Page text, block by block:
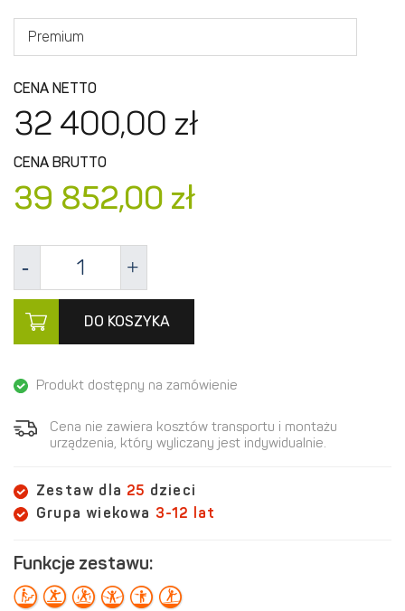
Premium
CENA NETTO
32 400,00 zł
CENA BRUTTO
39 852,00 zł
DO KOSZYKA
Produkt dostępny na zamówienie
Cena nie zawiera kosztów transportu i montażu
urządzenia, który wyliczany jest indywidualnie.
Zestaw dla 25 dzieci
Grupa wiekowa 3-12 lat
Funkcje zestawu: